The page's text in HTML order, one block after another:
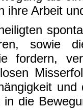
ihre Arbeit
sowie
fordern,
und
die